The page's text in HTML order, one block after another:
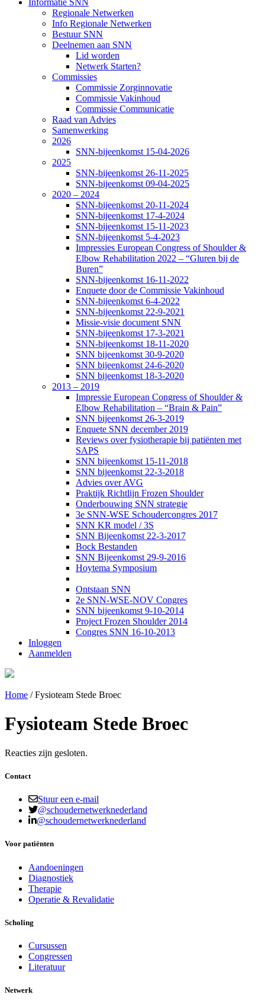
Informatie SNN
Regionale Netwerken
Info Regionale Netwerken
Bestuur SNN
Deelnemen aan SNN
Lid worden
Netwerk Starten?
Commissies
Commissie Zorginnovatie
Commissie Vakinhoud
Commissie Communicatie
Raad van Advies
Samenwerking
2026
SNN-bijeenkomst 15-04-2026
2025
SNN-bijeenkomst 26-11-2025
SNN-bijeenkomst 09-04-2025
2020 – 2024
SNN-bijeenkomst 20-11-2024
SNN-bijeenkomst 17-4-2024
SNN-bijeenkomst 15-11-2023
SNN-bijeenkomst 5-4-2023
Impressies European Congress of Shoulder &
Elbow Rehabilitation 2022 – “Gluren bij de
Buren”
SNN-bijeenkomst 16-11-2022
Enquete door de Commissie Vakinhoud
SNN-bijeenkomst 6-4-2022
SNN-bijeenkomst 22-9-2021
Missie-visie document SNN
SNN-bijeenkomst 17-3-2021
SNN-bijeenkomst 18-11-2020
SNN bijeenkomst 30-9-2020
SNN bijeenkomst 24-6-2020
SNN bijeenkomst 18-3-2020
2013 – 2019
Impressie European Congress of Shoulder &
Elbow Rehabilitation – “Brain & Pain”
SNN bijeenkomst 26-3-2019
Enquete SNN december 2019
Reviews over fysiotherapie bij patiënten met
SAPS
SNN bijeenkomst 15-11-2018
SNN bijeenkomst 22-3-2018
Advies over AVG
Praktijk Richtlijn Frozen Shoulder
Onderbouwing SNN strategie
3e SNN-WSE Schoudercongres 2017
SNN KR model / 3S
SNN Bijeenkomst 22-3-2017
Bock Bestanden
SNN Bijeenkomst 29-9-2016
Hoytema Symposium
Ontstaan SNN
2e SNN-WSE-NOV Congres
SNN bijeenkomst 9-10-2014
Project Frozen Shoulder 2014
Congres SNN 16-10-2013
Inloggen
Aanmelden
Home /Fysioteam Stede Broec
Fysioteam Stede Broec
Reacties zijn gesloten.
Contact
Stuur een e-mail
@schoudernetwerknederland
@schoudernetwerknederland
Voor patiënten
Aandoeningen
Diagnostiek
Therapie
Operatie & Revalidatie
Scholing
Cursussen
Congressen
Literatuur
Netwerk